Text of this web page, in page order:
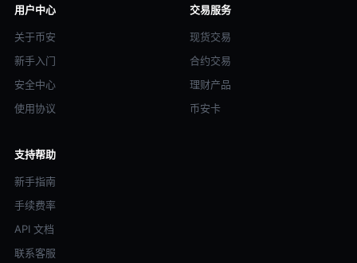
用户中心
关于币安
新手入门
安全中心
使用协议
交易服务
现货交易
合约交易
理财产品
币安卡
支持帮助
新手指南
手续费率
API 文档
联系客服